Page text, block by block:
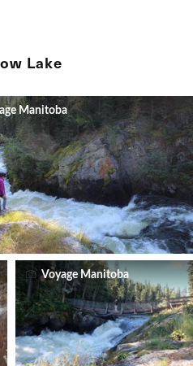
Lake
Manitoba
Voyage Manitoba